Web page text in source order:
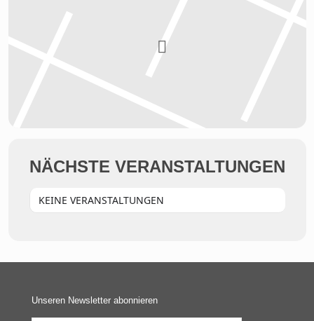
NÄCHSTE VERANSTALTUNGEN
KEINE VERANSTALTUNGEN
Unseren Newsletter abonnieren